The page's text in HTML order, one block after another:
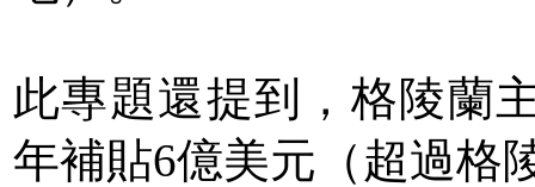
此專題還提到，格陵蘭
年補貼6億美元（超過格